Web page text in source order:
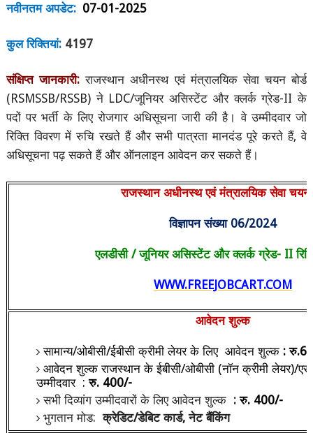
नवीनतम अपडेट: 07-01-2025
कुल रिक्तियां: 4197
संक्षिप्त जानकारी: राजस्थान अधीनस्थ एवं मंत्रालयिक सेवा चयन बोर्ड
( RSMSSB/RSSB)ने LDC/जूनियर असिस्टेंट और क्लर्क ग्रेड-IIके
पदों पर भर्ती के लिए रोजगार अधिसूचना जारी की है। वे उम्मीदवार जो
रिक्ति विवरण में रुचि रखते हैं और सभी पात्रता मानदंड पूरे करते हैं,वे
अधिसूचना पढ़ सकते हैं और ऑनलाइन आवेदन कर सकते हैं।
राजस्थान अधीनस्थ एवं मंत्रालयिक सेवा चयन
विज्ञापन संख्या 06/2024
एलडीसी / जूनियर असिस्टेंट और क्लर्क ग्रेड- II
WWW.FREEJOBCART.COM
आवेदन शुल्क
सामान्य/ओबीसी/ईबीसी क्रीमी लेयर के लिए आवेदन शुल्क :रु.
आवेदन शुल्क राजस्थान के ईबीसी/ओबीसी (नॉन क्रीमी लेयर)/
उम्मीदवार:रु. 400/-
सभी दिव्यांग उम्मीदवारों के लिए आवेदन शुल्क :रु. 400/-
भुगतान मोड: क्रेडिट/डेबिट कार्ड,नेट बैंकिंग